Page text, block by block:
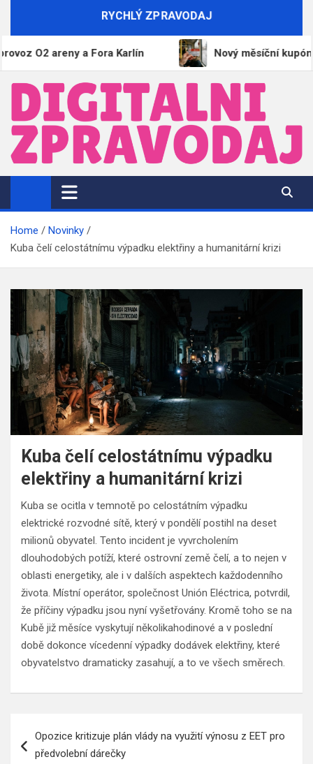
RYCHLÝ ZPRAVODAJ
areny a Fora Karlín Nový měsíční kupón na
DigitalniZpravodaj.cz
Zpravodajství | Informace | Tiskové zprávy
Home
Novinky
Kuba čelí celostátnímu výpadku elektřiny a humanitární krizi
Kuba čelí celostátnímu výpadku
elektřiny a humanitární krizi
Kuba se ocitla v temnotě po celostátním výpadku
elektrické rozvodné sítě, který v pondělí postihl na deset
milionů obyvatel. Tento incident je vyvrcholením
dlouhodobých potíží, které ostrovní země čelí, a to nejen v
oblasti energetiky, ale i v dalších aspektech každodenního
života. Místní operátor, společnost Unión Eléctrica, potvrdil,
že příčiny výpadku jsou nyní vyšetřovány. Kromě toho se na
Kubě již měsíce vyskytují několikahodinové a v poslední
době dokonce vícedenní výpadky dodávek elektřiny, které
obyvatelstvo dramaticky zasahují, a to ve všech směrech.
proOpozice kritizuje plán vlády na využití výnosu z EET pro
předvolební dárečky